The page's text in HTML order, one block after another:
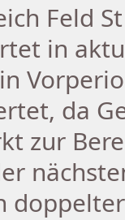
Feld
in
da
zur